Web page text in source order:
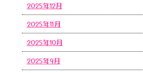
2025年12月
2025年11月
2025年10月
2025年9月